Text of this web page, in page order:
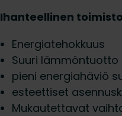
Ihanteellinen
Energiatehokkuus
Suuri lämmöntuotto
pieni energiahäviö
esteettiset
Mukautettavat